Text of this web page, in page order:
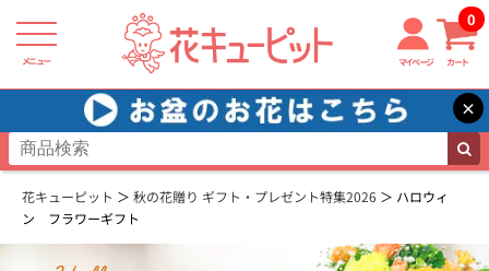
メニュー マイページ カート
0
×
花キューピット 秋の花贈り ギフト・プレゼント特集2026
ハロウィ
ン フラワーギフト